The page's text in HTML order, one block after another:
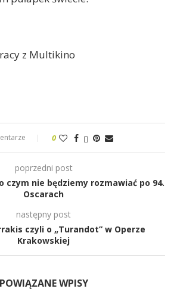
z Multikino
0
poprzedni post
czym nie będziemy rozmawiać po 94.
Oscarach
następny post
czyli o „Turandot” w Operze
Krakowskiej
POWIĄZANE WPISY